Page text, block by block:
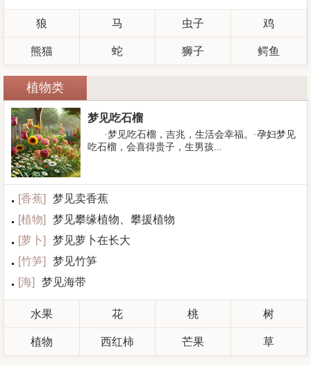
狼 马 虫子 鸡
熊猫 蛇 狮子 鳄鱼
植物类
梦见吃石榴
·梦见吃石榴，吉兆，生活会幸福。·孕妇梦见
吃石榴，会喜得贵子，生男孩...
[香蕉]
梦见卖香蕉
[植物]
梦见攀缘植物、攀援植物
[萝卜]
梦见萝卜在长大
[竹笋]
梦见竹笋
[海] 梦见海带
水果 花 桃 树
植物 西红柿 芒果 草